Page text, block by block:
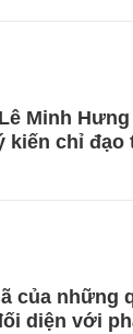
Minh
kiến chỉ đạo
của những
diện với